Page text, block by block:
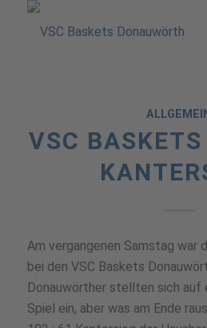
VSC BASKETS
Am vergangenen Samstag war
bei den VSC Baskets
Donauwörther stellten sich auf
Spiel ein, aber was am Ende